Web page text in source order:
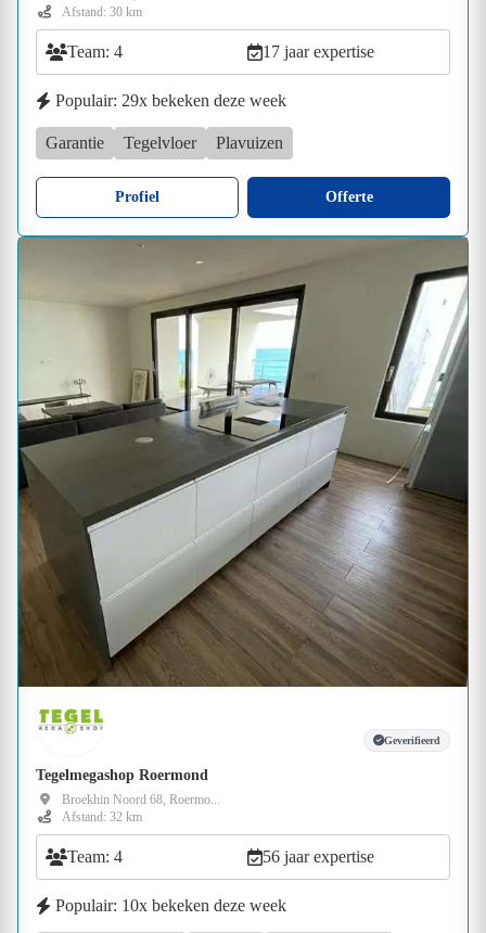
Afstand: 30 km
Team: 4 17 jaar expertise
Populair: 29x bekeken deze week
Garantie Tegelvloer Plavuizen
Profiel Offerte
Geverifieerd
Tegelmegashop Roermond
Broekhin Noord 68, Roermo...
Afstand: 32 km
Team: 4 56 jaar expertise
Populair: 10x bekeken deze week